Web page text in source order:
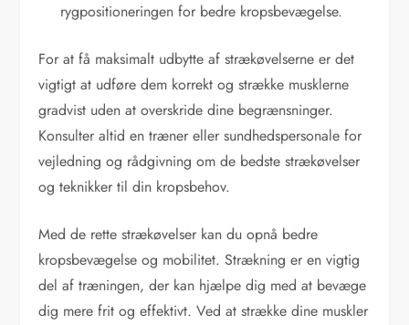
rygpositioneringen for bedre kropsbevægelse.
For at få maksimalt udbytte af strækøvelserne er det
vigtigt at udføre dem korrekt og strække musklerne
gradvist uden at overskride dine begrænsninger.
Konsulter altid en træner eller sundhedspersonale for
vejledning og rådgivning om de bedste strækøvelser
og teknikker til din kropsbehov.
Med de rette strækøvelser kan du opnå bedre
kropsbevægelse og mobilitet. Strækning er en vigtig
del af træningen, der kan hjælpe dig med at bevæge
dig mere frit og effektivt. Ved at strække dine muskler